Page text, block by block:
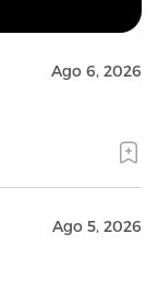
Ago 6, 2026
Ago 5, 2026